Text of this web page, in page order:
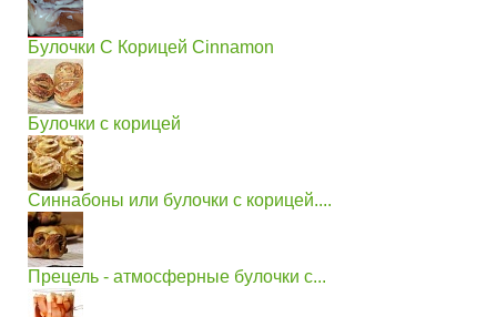
Булочки С Корицей Cinnamon
Булочки с корицей
Синнабоны или булочки с корицей....
Прецель - атмосферные булочки с...